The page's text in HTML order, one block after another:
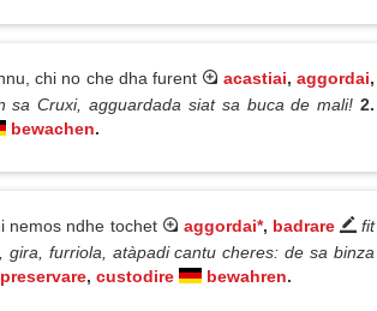
chi no che dha furent acastiai,aggordai,
sa Cruxi, agguardada siat sa buca de mali!2.
bewachen.
nemos ndhe tochet aggordai*, badrare
fit
furriola, atàpadi cantu cheres: de sa binza
preservare, custodire bewahren.